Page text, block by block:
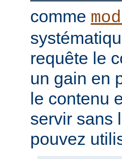
comme
requête le
un gain en
le contenu
servir sans
pouvez